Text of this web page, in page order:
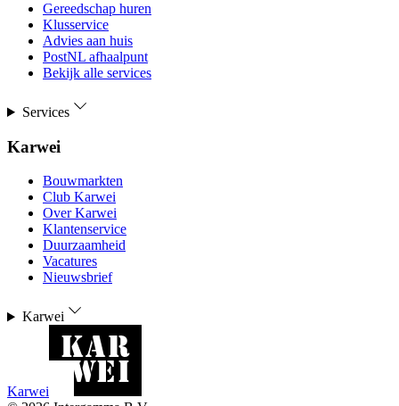
Gereedschap huren
Klusservice
Advies aan huis
PostNL afhaalpunt
Bekijk alle services
Services
Karwei
Bouwmarkten
Club Karwei
Over Karwei
Klantenservice
Duurzaamheid
Vacatures
Nieuwsbrief
Karwei
Karwei